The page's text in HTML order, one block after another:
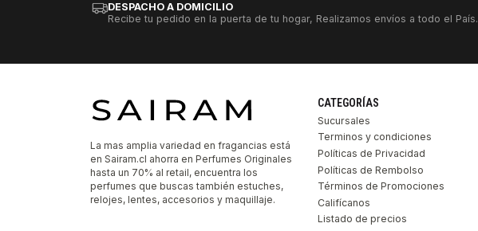
DESPACHO A DOMICILIO
Recibe tu pedido en la puerta de tu hogar, Realizamos envíos a todo el País.
La mas amplia variedad en fragancias está
en Sairam.cl ahorra en Perfumes Originales
hasta un 70% al retail, encuentra los
perfumes que buscas también estuches,
relojes, lentes, accesorios y maquillaje.
CATEGORÍAS
Sucursales
Terminos y condiciones
Políticas de Privacidad
Políticas de Rembolso
Términos de Promociones
Califícanos
Listado de precios